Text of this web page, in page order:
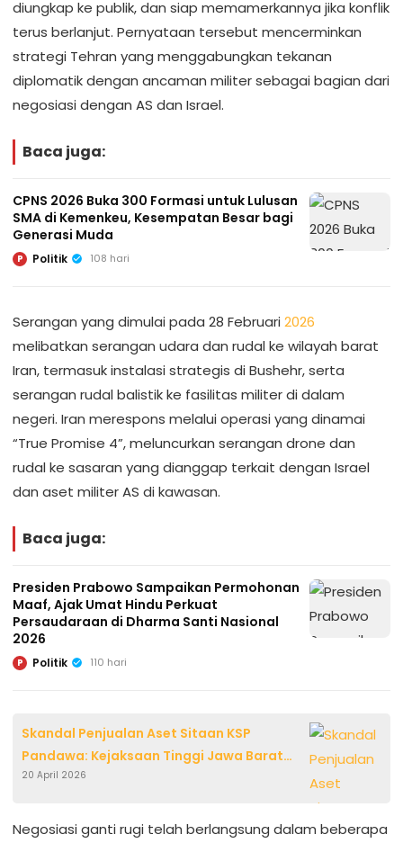
diungkap ke publik, dan siap memamerkannya jika konflik
terus berlanjut. Pernyataan tersebut mencerminkan
strategi Tehran yang menggabungkan tekanan
diplomatik dengan ancaman militer sebagai bagian dari
negosiasi dengan AS dan Israel.
Baca juga:
CPNS 2026 Buka 300 Formasi untuk Lulusan
SMA di Kemenkeu, Kesempatan Besar bagi
Generasi Muda
P Politik 108 hari
Serangan yang dimulai pada 28 Februari 2026
melibatkan serangan udara dan rudal ke wilayah barat
Iran, termasuk instalasi strategis di Bushehr, serta
serangan rudal balistik ke fasilitas militer di dalam
negeri. Iran merespons melalui operasi yang dinamai
“True Promise 4”, meluncurkan serangan drone dan
rudal ke sasaran yang dianggap terkait dengan Israel
dan aset militer AS di kawasan.
Baca juga:
Presiden Prabowo Sampaikan Permohonan
Maaf, Ajak Umat Hindu Perkuat
Persaudaraan di Dharma Santi Nasional
2026
P Politik 110 hari
Skandal Penjualan Aset Sitaan KSP
Pandawa: Kejaksaan Tinggi Jawa Barat
Tahan Jaksa Banten IR
20 April 2026
Negosiasi ganti rugi telah berlangsung dalam beberapa